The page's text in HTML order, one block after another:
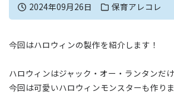
2024年09月26日 保育アレコレ
今回はハロウィンの製作を紹介します！
ハロウィンはジャック・オー・ランタンだ
今回は可愛いハロウィンモンスターも作り